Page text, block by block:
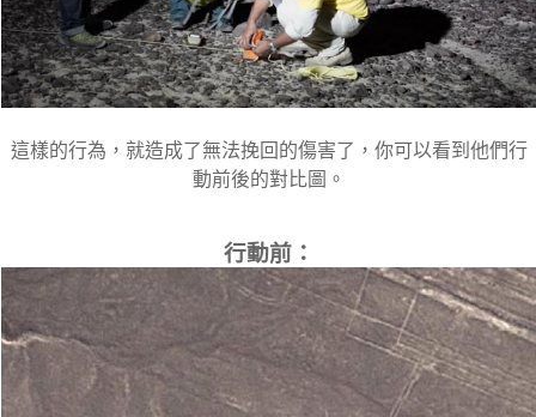
這樣的行為，就造成了無法挽回的傷害了，你可以看到他們行
動前後的對比圖。
行動前：